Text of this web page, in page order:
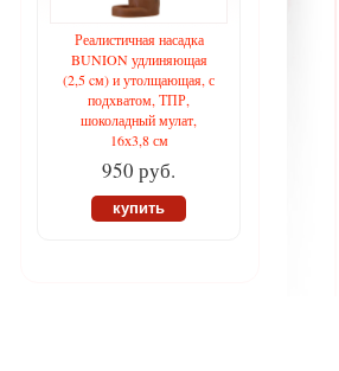
Реалистичная насадка
BUNION удлиняющая
(2,5 cм) и утолщающая, с
подхватом, ТПР,
шоколадный мулат,
16х3,8 см
950 руб.
купить